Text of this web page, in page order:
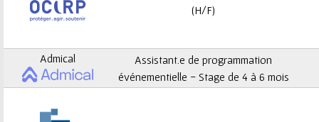
i
(H/F)
Admical
Assistant.e de programmation
événementielle - Stage de 4 à 6 mois